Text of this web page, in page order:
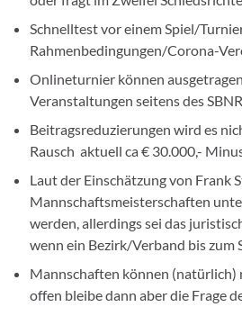
Schnelltest vor einem Spiel/
Rahmenbedingungen/Corona-
Onlineturnier können
Veranstaltungen seitens des
Beitragsreduzierungen wird es
Rausch aktuell ca € 30.000,-
Laut der Einschätzung von Frank
Mannschaftsmeisterschaften
werden, allerdings sei das
wenn ein Bezirk/Verband bis zum
Mannschaften können (natürlich)
offen bleibe dann aber die Frage